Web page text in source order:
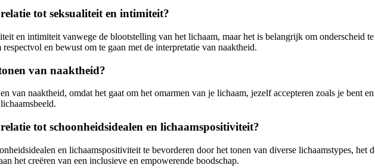
tot seksualiteit en intimiteit?
en intimiteit vanwege de blootstelling van het lichaam, maar het is belangrijk om onderscheid
en bewust om te gaan met de interpretatie van naaktheid.
van naaktheid?
van naaktheid, omdat het gaat om het omarmen van je lichaam, jezelf accepteren zoals je bent
tot schoonheidsidealen en lichaamspositiviteit?
en lichaamspositiviteit te bevorderen door het tonen van diverse lichaamstypes, het
het creëren van een inclusieve en empowerende boodschap.